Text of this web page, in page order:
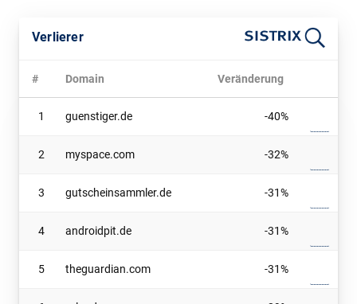
Verlierer
# Domain Veränderung
1 guenstiger.de -40%
2 myspace.com -32%
3 gutscheinsammler.de -31%
4 androidpit.de -31%
5 theguardian.com -31%